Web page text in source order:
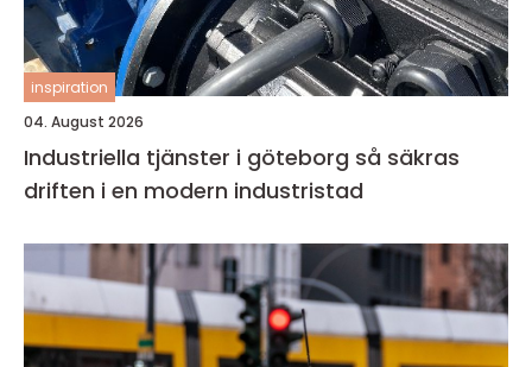
inspiration
04. August 2026
Industriella tjänster i göteborg så säkras
driften i en modern industristad